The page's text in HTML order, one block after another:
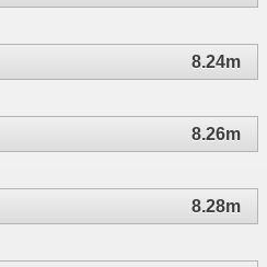
8.24m
8.26m
8.28m